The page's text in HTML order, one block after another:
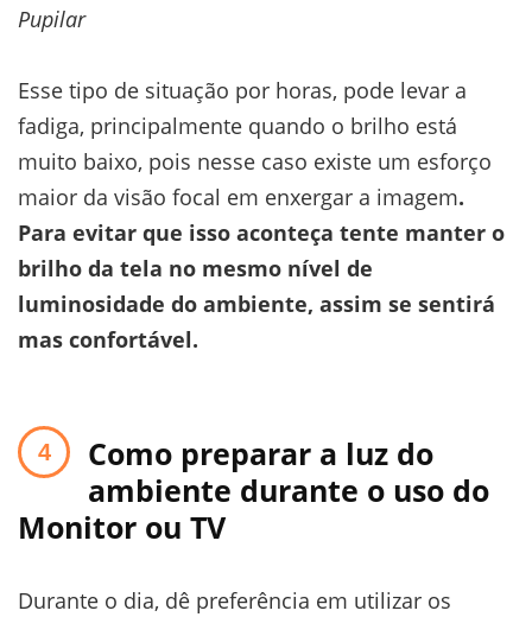
Pupilar
Esse tipo de situação por horas, pode levar a
fadiga, principalmente quando o brilho está
muito baixo, pois nesse caso existe um esforço
maior da visão focal em enxergar a imagem.
Para evitar que isso aconteça tente manter o
brilho da tela no mesmo nível de
luminosidade do ambiente, assim se sentirá
mas confortável.
Como preparar a luz do
ambiente durante o uso do
Monitor ou TV
Durante o dia, dê preferência em utilizar os